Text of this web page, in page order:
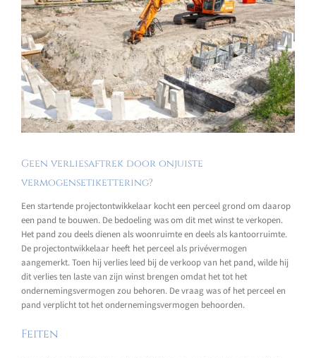
Geen verliesaftrek door onjuiste
vermogensetikettering?
Een startende projectontwikkelaar kocht een perceel grond om daarop
een pand te bouwen. De bedoeling was om dit met winst te verkopen.
Het pand zou deels dienen als woonruimte en deels als kantoorruimte.
De projectontwikkelaar heeft het perceel als privévermogen
aangemerkt. Toen hij verlies leed bij de verkoop van het pand, wilde hij
dit verlies ten laste van zijn winst brengen omdat het tot het
ondernemingsvermogen zou behoren. De vraag was of het perceel en
pand verplicht tot het ondernemingsvermogen behoorden.
Feiten